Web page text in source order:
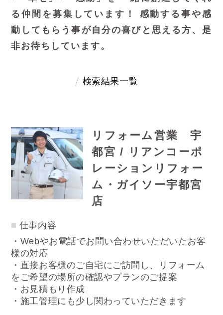
る仲間を募集しています！
感動する事や感
動してもらう事が自分の喜びと思える方、是
非お待ちしています。
検索結果一覧
リフォーム営業 宇
都宮 / リアンコーポ
レーションリフォー
ム・ガイソー宇都宮
店
仕事内容
・Webやお電話でお問い合わせいただいたお客
様の対応
・直接お客様のご自宅にご訪問し、リフォーム
をご希望の場所の確認やプランのご提案
・お見積もり作成
・施工管理にも少し関わっていただきます